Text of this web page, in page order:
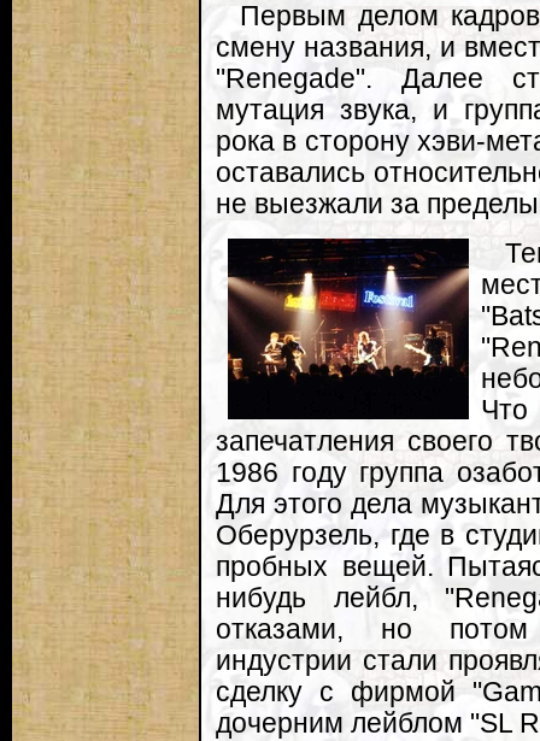
Первым делом
смену названия, и
"Renegade". Далее
мутация звука, и
рока в сторону хэви-
оставались
не выезжали за
запечатления своего
1986 году группа
Для этого дела
Оберурзель, где в
пробных вещей.
нибудь лейбл,
отказами, но потом
индустрии стали
сделку с фирмой
дочерним лейблом "SL